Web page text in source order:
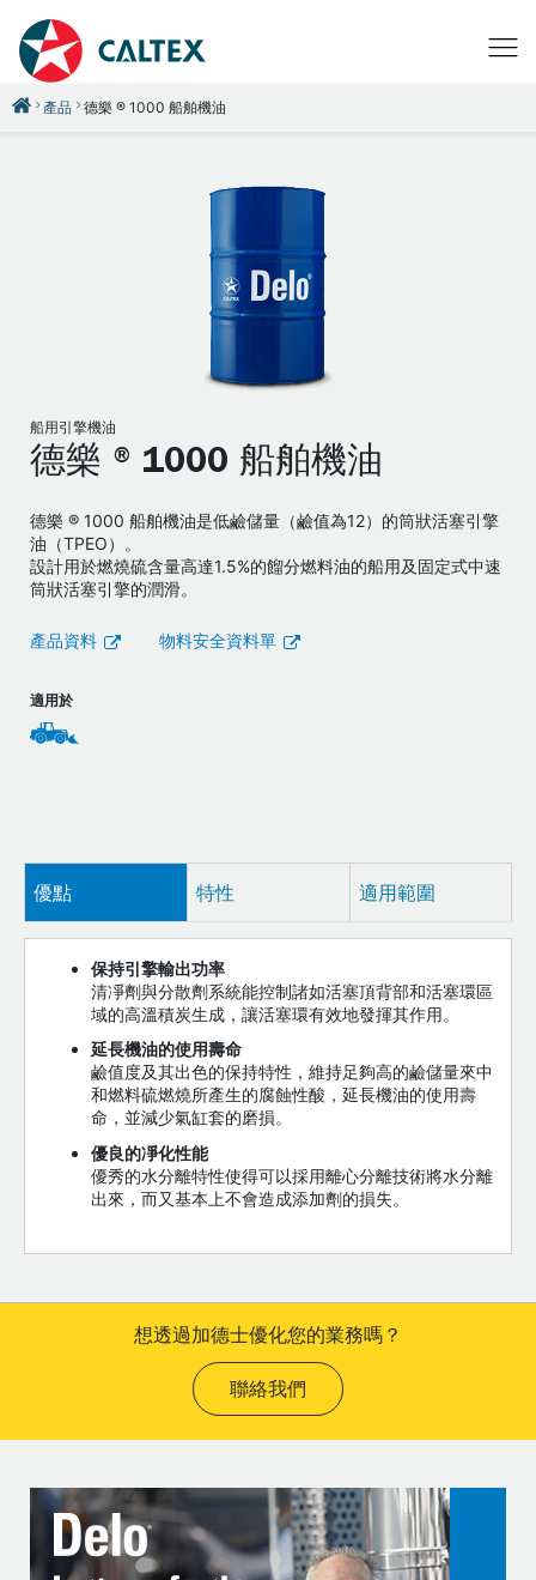
產品 德樂 ® 1000 船舶機油
船用引擎機油
德樂 ® 1000 船舶機油
德樂 ® 1000 船舶機油是低鹼儲量（鹼值為12）的筒狀活塞引擎
油（TPEO）。
設計用於燃燒硫含量高達1.5%的餾分燃料油的船用及固定式中速
筒狀活塞引擎的潤滑。
產品資料 物料安全資料單
適用於
優點 特性 適用範圍
保持引擎輸出功率
清凈劑與分散劑系統能控制諸如活塞頂背部和活塞環區
域的高溫積炭生成，讓活塞環有效地發揮其作用。
延長機油的使用壽命
鹼值度及其出色的保持特性，維持足夠高的鹼儲量來中
和燃料硫燃燒所產生的腐蝕性酸，延長機油的使用壽
命，並減少氣缸套的磨損。
優良的凈化性能
優秀的水分離特性使得可以採用離心分離技術將水分離
出來，而又基本上不會造成添加劑的損失。
想透過加德士優化您的業務嗎？
聯絡我們